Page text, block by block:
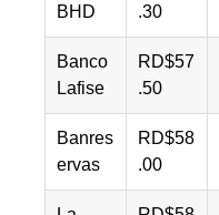
BHD
.30
Banco
Lafise
RD$57
.50
Banres
ervas
RD$58
.00